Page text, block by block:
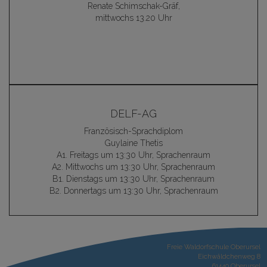
Renate Schimschak-Gräf,
mittwochs 13.20 Uhr
DELF-AG
Französisch-Sprachdiplom
Guylaine Thetis
A1. Freitags um 13:30 Uhr, Sprachenraum
A2. Mittwochs um 13:30 Uhr, Sprachenraum
B1. Dienstags um 13:30 Uhr, Sprachenraum
B2. Donnertags um 13:30 Uhr, Sprachenraum
Freie Waldorfschule Oberursel
Eichwäldchenweg 8